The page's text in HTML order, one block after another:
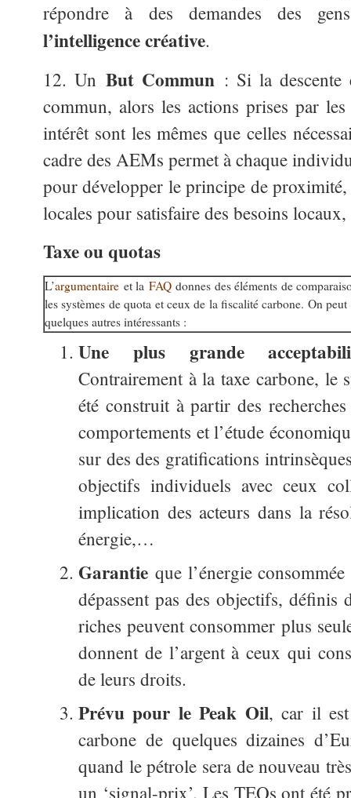
répondre à des demandes des
l’intelligence créative.
12. Un But Commun : Si la descente
commun, alors les actions prises par
intérêt sont les mêmes que celles
cadre des AEMs permet à chaque
pour développer le principe de proximité,
locales pour satisfaire des besoins
Taxe ou quotas
L’argumentaire et la FAQdonnes des éléments de
les systèmes de quota et ceux de la fiscalité carbone. On
quelques autres intéressants :
Une plus grande
Contrairement à la taxe carbone, le
été construit à partir des
comportements et l’étude
sur des des gratifications
objectifs individuels avec ceux
implication des acteurs dans la
énergie,…
Garantieque l’énergie
dépassent pas des objectifs, définis
riches peuvent consommer plus
donnent de l’argent à ceux qui
de leurs droits.
Prévu pour le Peak Oil, car il est
carbone de quelques dizaines
quand le pétrole sera de nouveau
un ‘signal-prix’. Les TEQs ont été